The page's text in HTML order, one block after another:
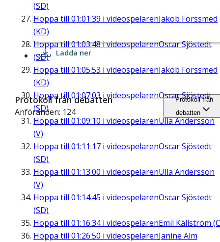
(SD)
Hoppa till 01:01:39 i videospelarenJakob Forssmed
(KD)
Hoppa till01:03:48i videospelarenOscar Sjöstedt
(SD)
Hoppa till 01:05:53 i videospelarenJakob Forssmed
(KD)
Hoppa till 01:07:03 i videospelarenOscar Sjöstedt
(SD)
Hoppa till 01:09:10 i videospelarenUlla Andersson
(V)
Hoppa till 01:11:17 i videospelarenOscar Sjöstedt
(SD)
Hoppa till 01:13:00 i videospelarenUlla Andersson
(V)
Hoppa till 01:14:45 i videospelarenOscar Sjöstedt
(SD)
Hoppa till 01:16:34i videospelarenEmil Källström
Hoppa till 01:26:50 i videospelarenJanine Alm
Ladda ner
Protokoll från debatten
Anföranden: 124
Protokoll från
debatten